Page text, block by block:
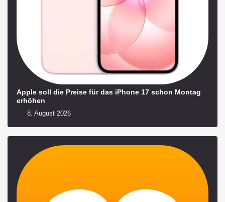
Apple soll die Preise für das iPhone 17 schon Montag
erhöhen
8. August 2026